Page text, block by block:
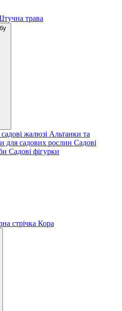
трава
жалюзі Альтанки та
для садових рослин Садові
Садові фігурки
стрічка Кора